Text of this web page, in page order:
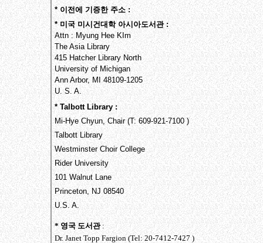
* 이전에 기증한 주소 :
* 미국 미시건대학 아시아도서관 :
Attn : Myung Hee KIm
The Asia Library
415 Hatcher Library North
University of Michigan
Ann Arbor, MI 48109-1205
U. S. A.
* Talbott Library :
Mi-Hye Chyun, Chair (T: 609-921-7100 )
Talbott Library
Westminster Choir College
Rider University
101 Walnut Lane
Princeton, NJ 08540
U.S. A.
* 영국 도서관:
Dr. Janet Topp Fargion (Tel: 20-7412-7427 )